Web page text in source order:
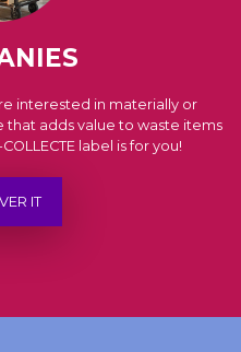
interested in materially or
that adds value to waste items
label is for you!
IT